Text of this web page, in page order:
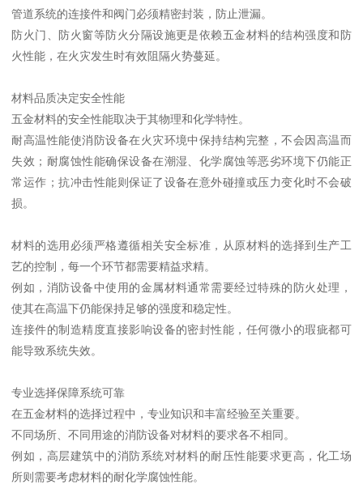
管道系统的连接件和阀门必须精密封装，防止泄漏。
防火门、防火窗等防火分隔设施更是依赖五金材料的结构强度和防
火性能，在火灾发生时有效阻隔火势蔓延。
材料品质决定安全性能
五金材料的安全性能取决于其物理和化学特性。
耐高温性能使消防设备在火灾环境中保持结构完整，不会因高温而
失效；耐腐蚀性能确保设备在潮湿、化学腐蚀等恶劣环境下仍能正
常运作；抗冲击性能则保证了设备在意外碰撞或压力变化时不会破
损。
材料的选用必须严格遵循相关安全标准，从原材料的选择到生产工
艺的控制，每一个环节都需要精益求精。
例如，消防设备中使用的金属材料通常需要经过特殊的防火处理，
使其在高温下仍能保持足够的强度和稳定性。
连接件的制造精度直接影响设备的密封性能，任何微小的瑕疵都可
能导致系统失效。
专业选择保障系统可靠
在五金材料的选择过程中，专业知识和丰富经验至关重要。
不同场所、不同用途的消防设备对材料的要求各不相同。
例如，高层建筑中的消防系统对材料的耐压性能要求更高，化工场
所则需要考虑材料的耐化学腐蚀性能。